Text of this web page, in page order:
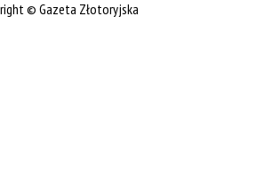
© Gazeta Złotoryjska